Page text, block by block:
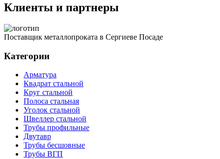
Клиенты и партнеры
Поставщик металлопроката в Сергиеве Посаде
Категории
Арматура
Квадрат стальной
Круг стальной
Полоса стальная
Уголок стальной
Швеллер стальной
Трубы профильные
Двутавр
Трубы бесшовные
Трубы ВГП